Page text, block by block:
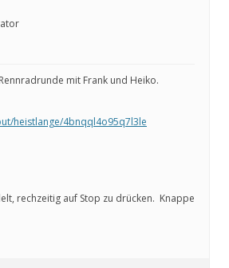
mit Frank und Heiko.
heistlange/4bnqql4o95q7l3le
rechzeitig auf Stop zu drücken. Knappe